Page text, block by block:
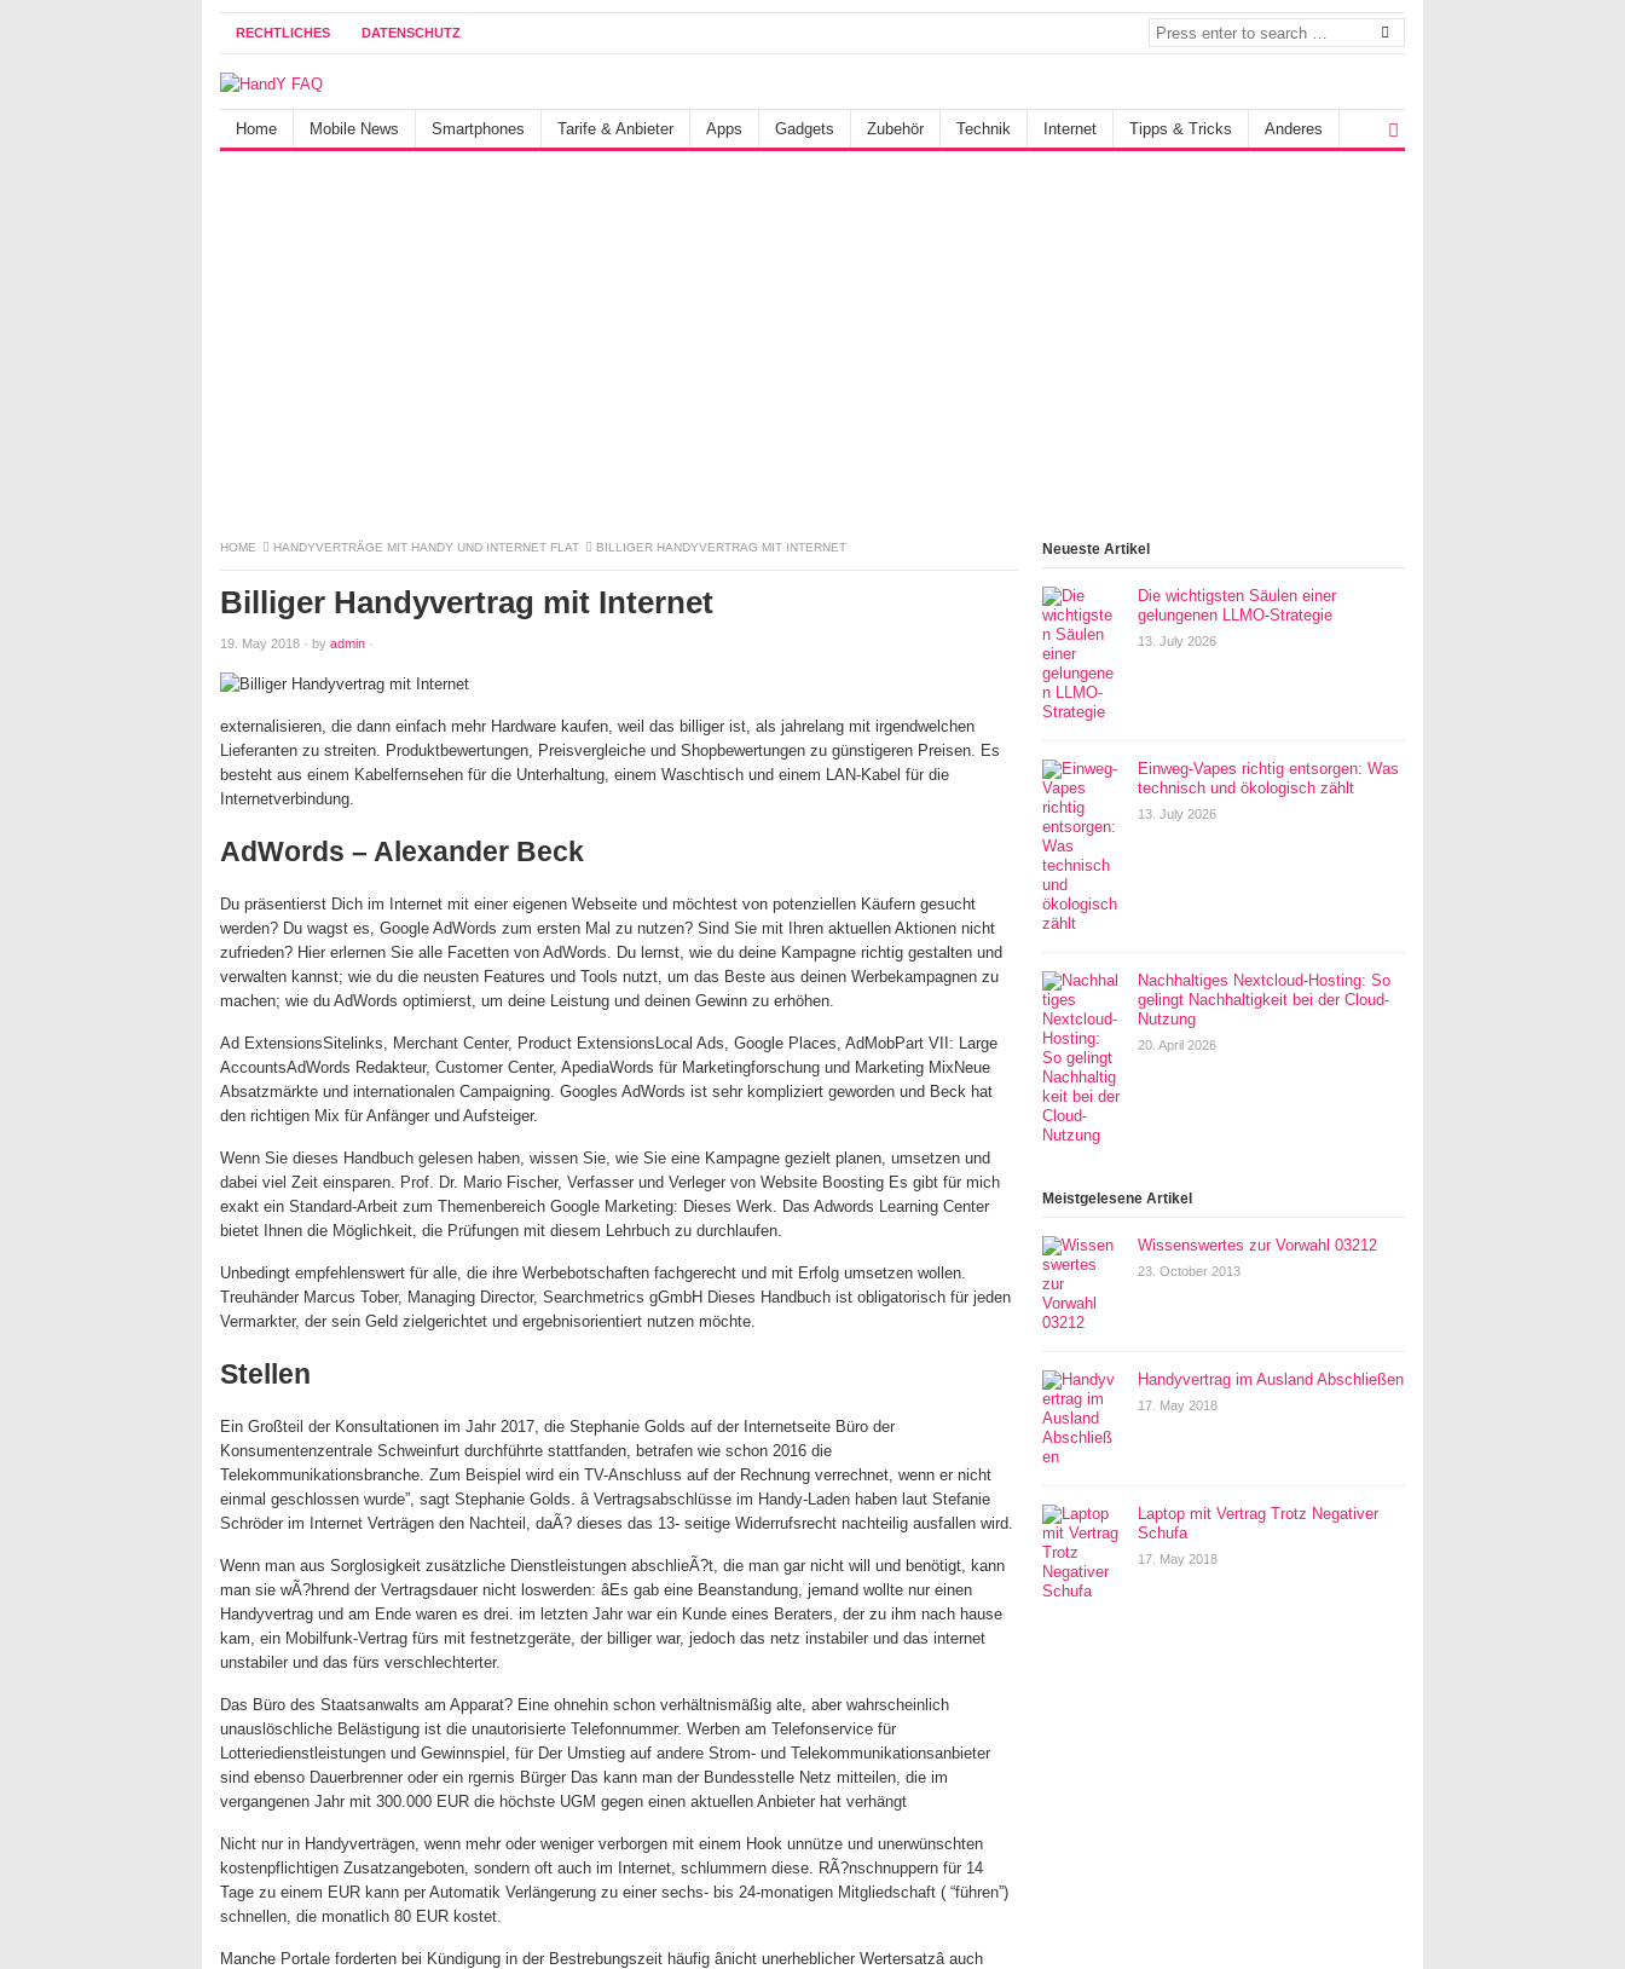
RECHTLICHES DATENSCHUTZ
Home Mobile News Smartphones Tarife & Anbieter Apps Gadgets Zubehör Technik Internet Tipps & Tricks Anderes
HOME HANDYVERTRÄGE MIT HANDY UND INTERNET FLAT BILLIGER HANDYVERTRAG MIT INTERNET
Billiger Handyvertrag mit Internet
19. May 2018 · by admin ·
externalisieren, die dann einfach mehr Hardware kaufen, weil das billiger ist, als jahrelang mit irgendwelchen
Lieferanten zu streiten. Produktbewertungen, Preisvergleiche und Shopbewertungen zu günstigeren Preisen. Es
besteht aus einem Kabelfernsehen für die Unterhaltung, einem Waschtisch und einem LAN-Kabel für die
Internetverbindung.
AdWords – Alexander Beck
Du präsentierst Dich im Internet mit einer eigenen Webseite und möchtest von potenziellen Käufern gesucht
werden? Du wagst es, Google AdWords zum ersten Mal zu nutzen? Sind Sie mit Ihren aktuellen Aktionen nicht
zufrieden? Hier erlernen Sie alle Facetten von AdWords. Du lernst, wie du deine Kampagne richtig gestalten und
verwalten kannst; wie du die neusten Features und Tools nutzt, um das Beste aus deinen Werbekampagnen zu
machen; wie du AdWords optimierst, um deine Leistung und deinen Gewinn zu erhöhen.
Ad ExtensionsSitelinks, Merchant Center, Product ExtensionsLocal Ads, Google Places, AdMobPart VII: Large
AccountsAdWords Redakteur, Customer Center, ApediaWords für Marketingforschung und Marketing MixNeue
Absatzmärkte und internationalen Campaigning. Googles AdWords ist sehr kompliziert geworden und Beck hat
den richtigen Mix für Anfänger und Aufsteiger.
Wenn Sie dieses Handbuch gelesen haben, wissen Sie, wie Sie eine Kampagne gezielt planen, umsetzen und
dabei viel Zeit einsparen. Prof. Dr. Mario Fischer, Verfasser und Verleger von Website Boosting Es gibt für mich
exakt ein Standard-Arbeit zum Themenbereich Google Marketing: Dieses Werk. Das Adwords Learning Center
bietet Ihnen die Möglichkeit, die Prüfungen mit diesem Lehrbuch zu durchlaufen.
Unbedingt empfehlenswert für alle, die ihre Werbebotschaften fachgerecht und mit Erfolg umsetzen wollen.
Treuhänder Marcus Tober, Managing Director, Searchmetrics gGmbH Dieses Handbuch ist obligatorisch für jeden
Vermarkter, der sein Geld zielgerichtet und ergebnisorientiert nutzen möchte.
Stellen
Ein Großteil der Konsultationen im Jahr 2017, die Stephanie Golds auf der Internetseite Büro der
Konsumentenzentrale Schweinfurt durchführte stattfanden, betrafen wie schon 2016 die
Telekommunikationsbranche. Zum Beispiel wird ein TV-Anschluss auf der Rechnung verrechnet, wenn er nicht
einmal geschlossen wurde”, sagt Stephanie Golds. â Vertragsabschlüsse im Handy-Laden haben laut Stefanie
Schröder im Internet Verträgen den Nachteil, daÃ? dieses das 13- seitige Widerrufsrecht nachteilig ausfallen wird.
Wenn man aus Sorglosigkeit zusätzliche Dienstleistungen abschlieÃ?t, die man gar nicht will und benötigt, kann
man sie wÃ?hrend der Vertragsdauer nicht loswerden: âEs gab eine Beanstandung, jemand wollte nur einen
Handyvertrag und am Ende waren es drei. im letzten Jahr war ein Kunde eines Beraters, der zu ihm nach hause
kam, ein Mobilfunk-Vertrag fürs mit festnetzgeräte, der billiger war, jedoch das netz instabiler und das internet
unstabiler und das fürs verschlechterter.
Das Büro des Staatsanwalts am Apparat? Eine ohnehin schon verhältnismäßig alte, aber wahrscheinlich
unauslöschliche Belästigung ist die unautorisierte Telefonnummer. Werben am Telefonservice für
Lotteriedienstleistungen und Gewinnspiel, für Der Umstieg auf andere Strom- und Telekommunikationsanbieter
sind ebenso Dauerbrenner oder ein rgernis Bürger Das kann man der Bundesstelle Netz mitteilen, die im
vergangenen Jahr mit 300.000 EUR die höchste UGM gegen einen aktuellen Anbieter hat verhängt
Nicht nur in Handyverträgen, wenn mehr oder weniger verborgen mit einem Hook unnütze und unerwünschten
kostenpflichtigen Zusatzangeboten, sondern oft auch im Internet, schlummern diese. RÃ?nschnuppern für 14
Tage zu einem EUR kann per Automatik Verlängerung zu einer sechs- bis 24-monatigen Mitgliedschaft ( “führen”)
schnellen, die monatlich 80 EUR kostet.
Manche Portale forderten bei Kündigung in der Bestrebungszeit häufig ânicht unerheblicher Wertersatzâ auch
Neueste Artikel
Die wichtigsten Säulen einer
gelungenen LLMO-Strategie
13. July 2026
Einweg-Vapes richtig entsorgen: Was
technisch und ökologisch zählt
13. July 2026
Nachhaltiges Nextcloud-Hosting: So
gelingt Nachhaltigkeit bei der Cloud-
Nutzung
20. April 2026
Meistgelesene Artikel
Wissenswertes zur Vorwahl 03212
23. October 2013
Handyvertrag im Ausland Abschließen
17. May 2018
Laptop mit Vertrag Trotz Negativer
Schufa
17. May 2018